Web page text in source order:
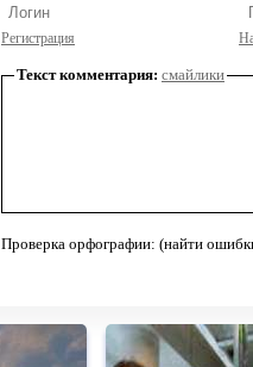
Регистрация
Текст комментария: смайлики
Проверка орфографии: (найти